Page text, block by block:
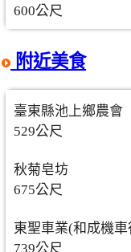
600公尺
附近美食
臺東縣池上鄉農會
529公尺
秋菊皂坊
675公尺
東聖車業(和成機
739公尺